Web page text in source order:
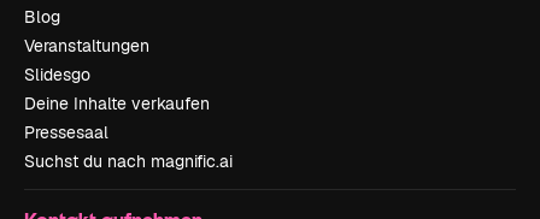
Blog
Veranstaltungen
Slidesgo
Deine Inhalte verkaufen
Pressesaal
Suchst du nach magnific.ai